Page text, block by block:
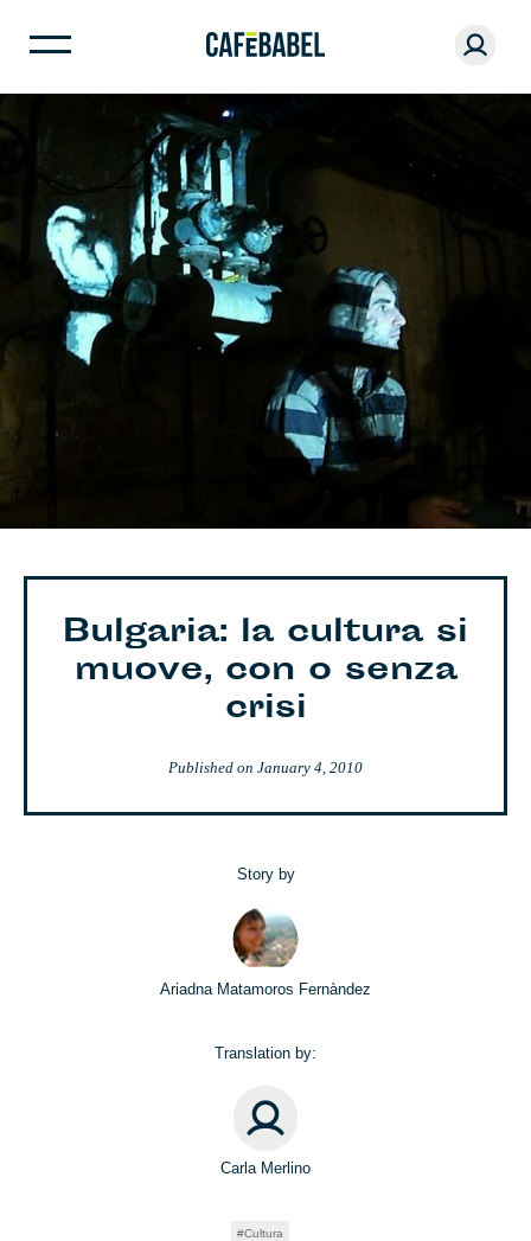
Bulgaria: la cultura si
muove, con o senza
crisi
Published on January 4, 2010
Story by
Ariadna Matamoros Fernàndez
Translation by:
Carla Merlino
Cultura